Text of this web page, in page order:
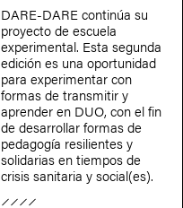
DARE-DARE continúa su
proyecto de escuela
experimental. Esta segunda
edición es una oportunidad
para experimentar con
formas de transmitir y
aprender en DUO, con el fin
de desarrollar formas de
pedagogía resilientes y
solidarias en tiempos de
crisis sanitaria y social(es).